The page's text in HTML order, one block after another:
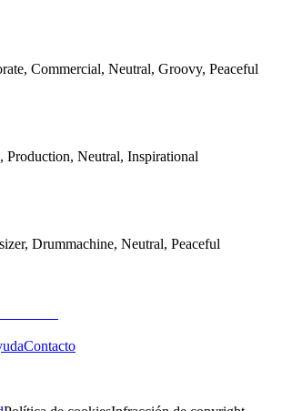
Commercial, Neutral, Groovy, Peaceful
Production, Neutral, Inspirational
Drummachine, Neutral, Peaceful
Contacto